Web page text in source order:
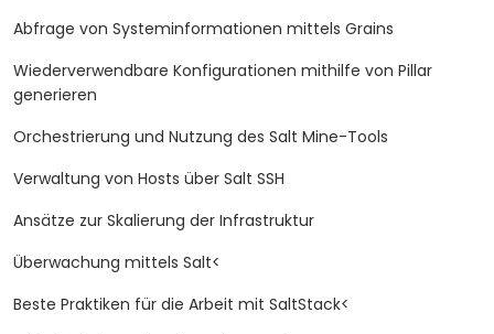
Abfrage von Systeminformationen mittels Grains
Wiederverwendbare Konfigurationen mithilfe von Pillar
generieren
Orchestrierung und Nutzung des Salt Mine-Tools
Verwaltung von Hosts über Salt SSH
Ansätze zur Skalierung der Infrastruktur
Überwachung mittels Salt<
Beste Praktiken für die Arbeit mit SaltStack<